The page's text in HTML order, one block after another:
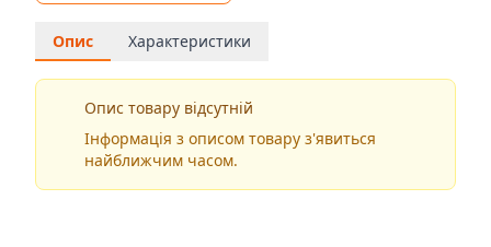
Опис Характеристики
Опис товару відсутній
Інформація з описом товару з'явиться
найближчим часом.